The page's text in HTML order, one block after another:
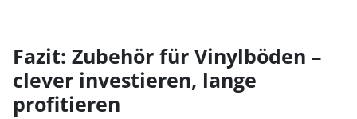
Fazit: Zubehör für Vinylböden –
clever investieren, lange
profitieren